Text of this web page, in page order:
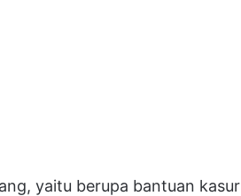
yaitu berupa bantuan kasur